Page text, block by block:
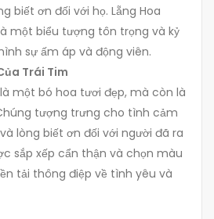
biết ơn đối với họ. Lẵng Hoa
một biểu tượng tôn trọng và kỷ
sự ấm áp và động viên.
Trái Tim
một bó hoa tươi đẹp, mà còn là
tượng trưng cho tình cảm
lòng biết ơn đối với người đã ra
sắp xếp cẩn thận và chọn màu
tải thông điệp về tình yêu và